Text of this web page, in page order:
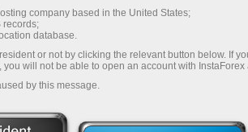
company based in the United States;
records;
database.
or not by clicking the relevant button below. If
will not be able to open an account with InstaForex
by this message.